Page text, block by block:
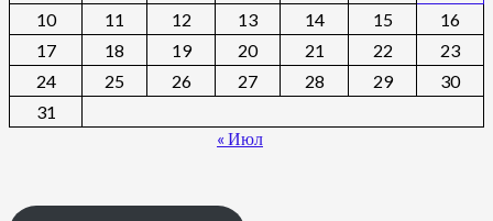
10
11 12 13 14 15
16
17
18 19 20 21 22
23
24
25 26 27 28 29
30
31
« Июл